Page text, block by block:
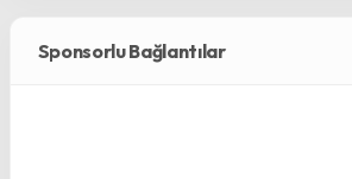
Sponsorlu Bağlantılar